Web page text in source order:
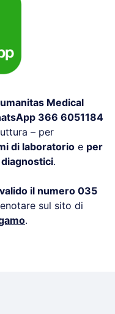
Medical
366 6051184
– per
di laboratorio e per
.
il numero 035
sul sito di
.